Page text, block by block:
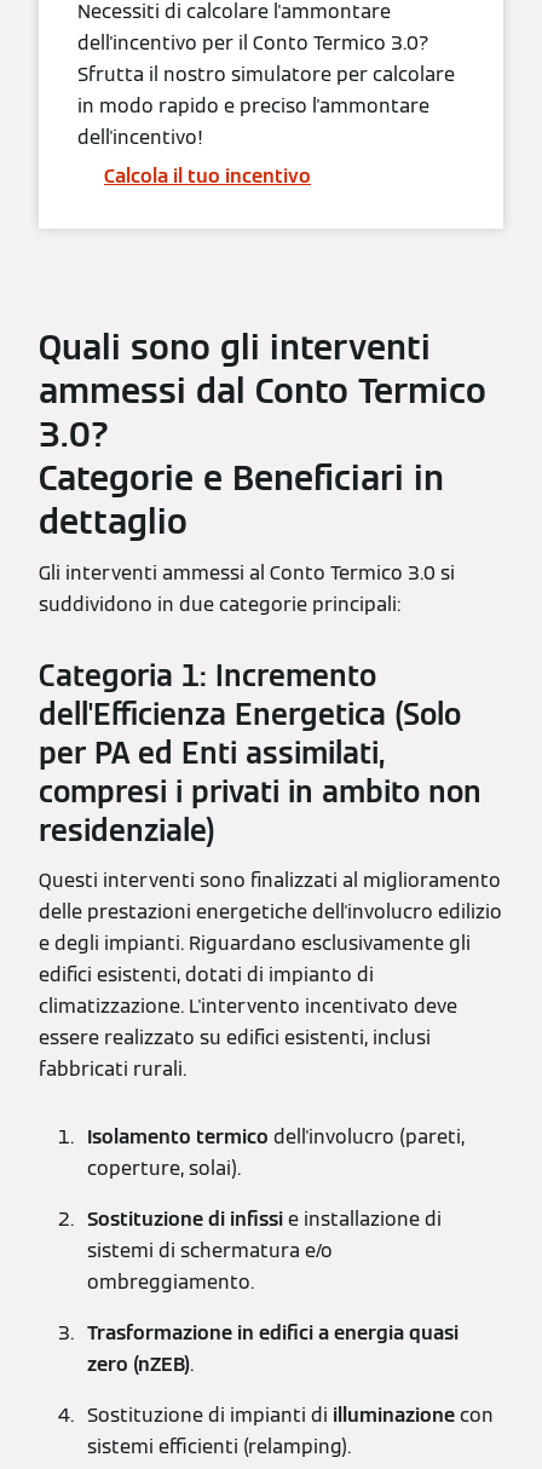
Necessiti di calcolare l'ammontare
dell'incentivo per il Conto Termico 3.0?
Sfrutta il nostro simulatore per calcolare
in modo rapido e preciso l'ammontare
dell'incentivo!
Calcola il tuo incentivo
Quali sono gli interventi
ammessi dal Conto Termico
3.0?
Categorie e Beneficiari in
dettaglio
Gli interventi ammessi al Conto Termico 3.0 si
suddividono in due categorie principali:
Categoria 1: Incremento
dell'Efficienza Energetica (Solo
per PA ed Enti assimilati,
compresi i privati in ambito non
residenziale)
Questi interventi sono finalizzati al miglioramento
delle prestazioni energetiche dell'involucro edilizio
e degli impianti. Riguardano esclusivamente gli
edifici esistenti, dotati di impianto di
climatizzazione. L'intervento incentivato deve
essere realizzato su edifici esistenti, inclusi
fabbricati rurali.
Isolamento termico dell'involucro (pareti,
coperture, solai).
Sostituzione di infissie installazione di
sistemi di schermatura e/o
ombreggiamento.
Trasformazione in edifici a energia quasi
zero (nZEB).
Sostituzione di impianti di illuminazionecon
sistemi efficienti (relamping).